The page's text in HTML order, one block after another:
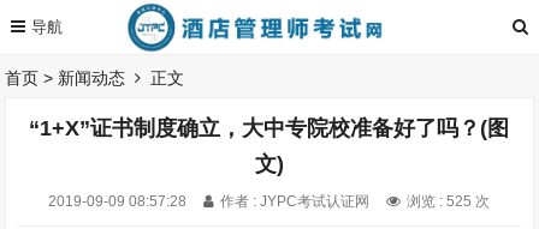
首页 > 新闻动态 正文
“1+X”证书制度确立，大中专院校准备好了吗？(图
文)
2019-09-09 08:57:28 作者 : JYPC考试认证网 浏览 : 525 次